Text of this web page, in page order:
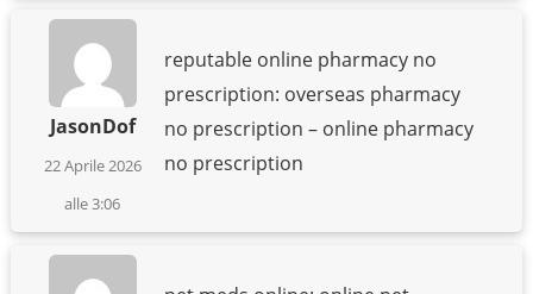
JasonDof
22 Aprile 2026
alle 3:06
reputable online pharmacy no
prescription: overseas pharmacy
no prescription – online pharmacy
no prescription